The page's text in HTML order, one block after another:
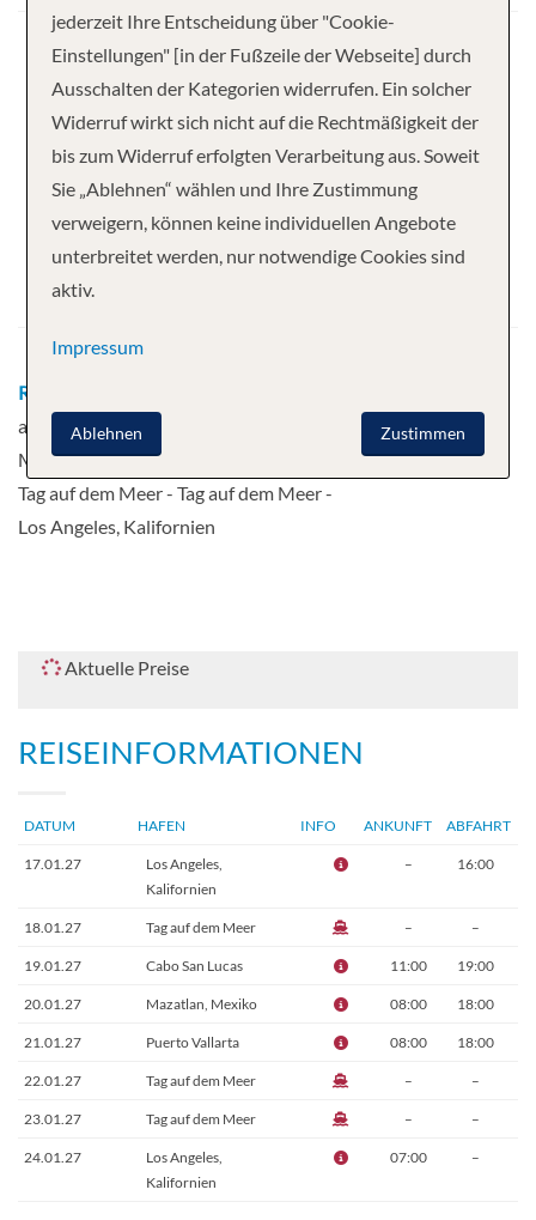
Ihre Kreuzfahrt
7 NächteNorwegian Encore
Abfahrt
Route
auf dem Meer - Cabo San Lucas -
Mazatlan, Mexiko - Puerto Vallarta -
Tag auf dem Meer - Tag auf dem Meer -
Los Angeles, Kalifornien
Aktuelle Preise
REISEINFORMATIONEN
DATUM HAFEN INFO ANKUNFT ABFAHRT
17.01.27
Los Angeles,
Kalifornien
– 16:00
18.01.27 Tag auf dem Meer – –
19.01.27 Cabo San Lucas 11:00 19:00
20.01.27 Mazatlan, Mexiko 08:00 18:00
21.01.27 Puerto Vallarta 08:00 18:00
22.01.27 Tag auf dem Meer – –
23.01.27 Tag auf dem Meer – –
24.01.27
Los Angeles,
Kalifornien
07:00 –
jederzeit Ihre Entscheidung über "Cookie-
Einstellungen" [in der Fußzeile der Webseite] durch
Ausschalten der Kategorien widerrufen. Ein solcher
Widerruf wirkt sich nicht auf die Rechtmäßigkeit der
bis zum Widerruf erfolgten Verarbeitung aus. Soweit
Sie „Ablehnen“ wählen und Ihre Zustimmung
verweigern, können keine individuellen Angebote
unterbreitet werden, nur notwendige Cookies sind
aktiv.
Impressum
Zustimmen
Ablehnen